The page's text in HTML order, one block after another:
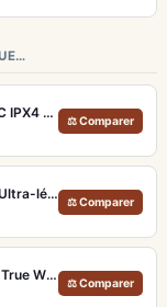
Beats Studio Buds Noir – Écouteurs ANC IPX4 Multiplateforme et Appels Clairs
⚖ Comparer
Sony WH-CH720N – Casque ANC 35h, Ultra-léger (192g) avec Processeur V1
⚖ Comparer
JBL Tune Buds 2 Turquoise – Écouteurs True Wireless avec ANC et autonomie 48h
⚖ Comparer